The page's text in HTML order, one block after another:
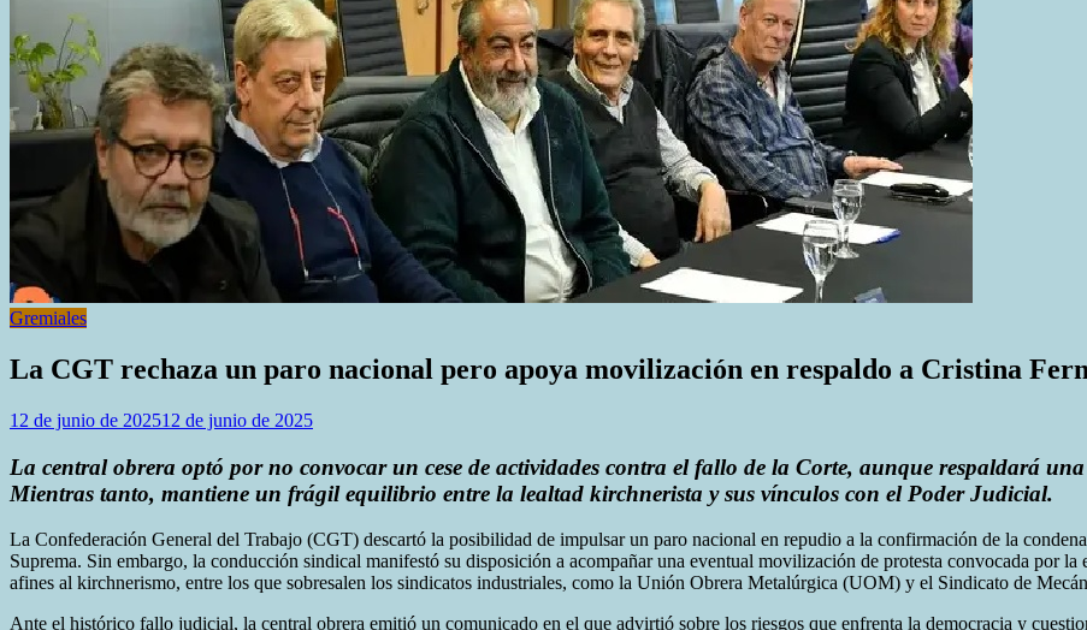
Gremiales
La CGT rechaza un paro nacional pero apoya movilización en respaldo a Cristina
12 de junio de 202512 de junio de 2025
La central obrera optó por no convocar un cese de actividades contra el fallo de la Corte, aunque respaldará
Mientras tanto, mantiene un frágil equilibrio entre la lealtad kirchnerista y sus vínculos con el Poder Judicial.
La Confederación General del Trabajo (CGT) descartó la posibilidad de impulsar un paro nacional en repudio a la confirmación de la
Suprema. Sin embargo, la conducción sindical manifestó su disposición a acompañar una eventual movilización de protesta convocada por
afines al kirchnerismo, entre los que sobresalen los sindicatos industriales, como la Unión Obrera Metalúrgica (UOM) y el Sindicato de
Ante el histórico fallo judicial, la central obrera emitió un comunicado en el que advirtió sobre los riesgos que enfrenta la democracia y